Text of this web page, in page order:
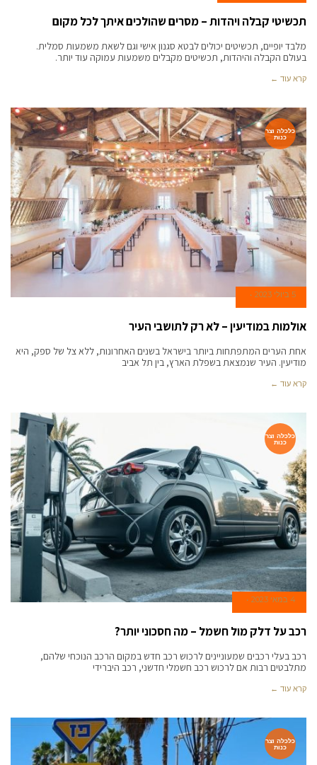
תכשיטי קבלה ויהדות – מסרים שהולכים איתך לכל מקום
מלבד יופיים, תכשיטים יכולים לבטא סגנון אישי וגם לשאת משמעות סמלית.
בעולם הקבלה והיהדות, תכשיטים מקבלים משמעות עמוקה עוד יותר.
קרא עוד ←
כלכלה וצר
כנות
5 ביולי 2023
אולמות במודיעין – לא רק לתושבי העיר
אחת הערים המתפתחות ביותר בישראל בשנים האחרונות, ללא צל של ספק, היא
מודיעין. העיר שנמצאת בשפלת הארץ, בין תל אביב
קרא עוד ←
כלכלה וצר
כנות
4 במאי 2023
רכב על דלק מול חשמל – מה חסכוני יותר?
רכב בעלי רכבים שמעוניינים לרכוש רכב חדש במקום הרכב הנוכחי שלהם,
מתלבטים רבות אם לרכוש רכב חשמלי חדשני, רכב היברידי
קרא עוד ←
כלכלה וצר
כנות